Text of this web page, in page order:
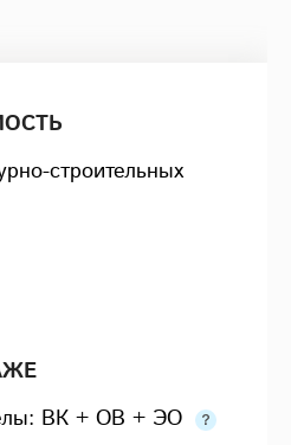
строительных
ВК + ОВ + ЭО